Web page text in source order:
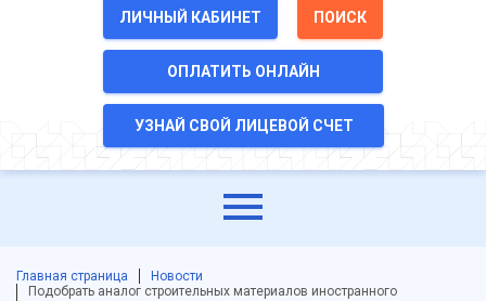
ЛИЧНЫЙ КАБИНЕТ ПОИСК
ОПЛАТИТЬ ОНЛАЙН
УЗНАЙ СВОЙ ЛИЦЕВОЙ СЧЕТ
Главная страница
Новости
Подобрать аналог строительных материалов иностранного